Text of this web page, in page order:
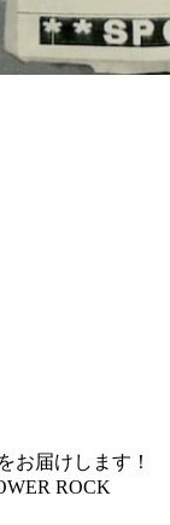
お届けします！
ROCK